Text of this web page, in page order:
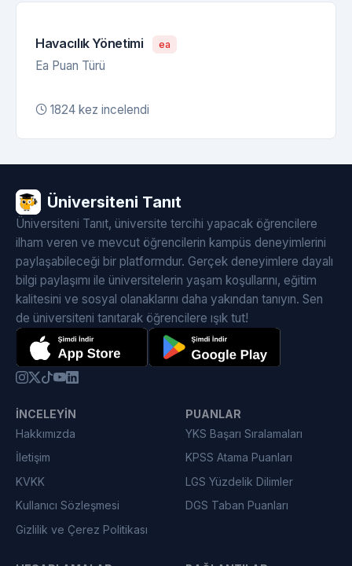
Havacılık Yönetimi ea
Ea Puan Türü
1824 kez incelendi
Üniversiteni Tanıt
Üniversiteni Tanıt, üniversite tercihi yapacak öğrencilere
ilham veren ve mevcut öğrencilerin kampüs deneyimlerini
paylaşabileceği bir platformdur. Gerçek deneyimlere dayalı
bilgi paylaşımı ile üniversitelerin yaşam koşullarını, eğitim
kalitesini ve sosyal olanaklarını daha yakından tanıyın. Sen
de üniversiteni tanıtarak öğrencilere ışık tut!
İNCELEYIN
Hakkımızda
İletişim
KVKK
Kullanıcı Sözleşmesi
Gizlilik ve Çerez Politikası
PUANLAR
YKS Başarı Sıralamaları
KPSS Atama Puanları
LGS Yüzdelik Dilimler
DGS Taban Puanları